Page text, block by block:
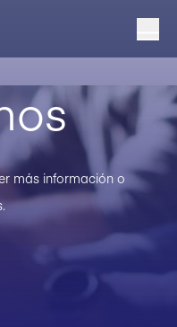
más información o